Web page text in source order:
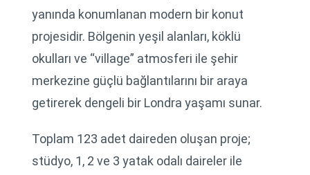
yanında konumlanan modern bir konut
projesidir. Bölgenin yeşil alanları, köklü
okulları ve “village” atmosferi ile şehir
merkezine güçlü bağlantılarını bir araya
getirerek dengeli bir Londra yaşamı sunar.
Toplam 123 adet daireden oluşan proje;
stüdyo, 1, 2 ve 3 yatak odalı daireler ile